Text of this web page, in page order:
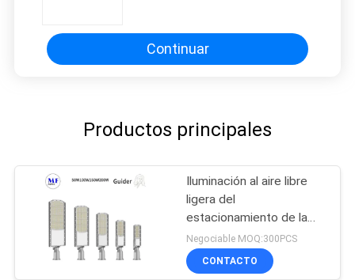
Continuar
Productos principales
Iluminación al aire libre
ligera del
estacionamiento de la
prenda impermeable de
calle 30W 50W 100W
150W 200W IK08 IP66
Negociable MOQ:300PCS
CONTACTO